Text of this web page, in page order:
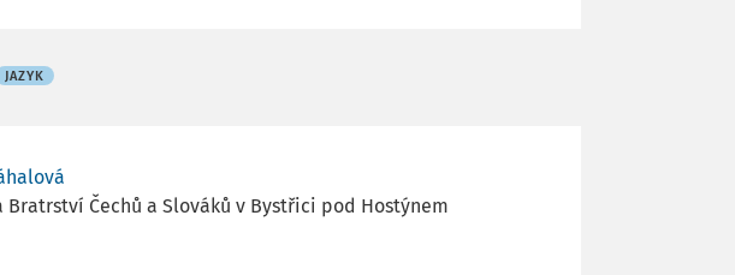
JAZYK
Bratrství Čechů a Slováků v Bystřici pod Hostýnem